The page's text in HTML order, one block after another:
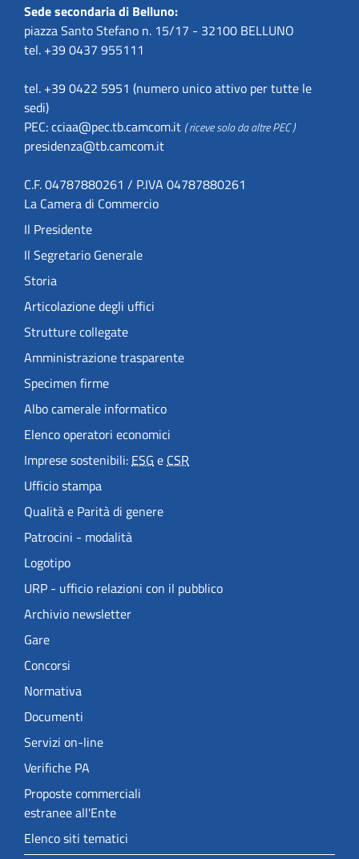
Sede secondaria di Belluno:
piazza Santo Stefano n. 15/17 - 32100 BELLUNO
tel. +39 0437 955111
tel. +39 0422 5951 (numero unico attivo per tutte le
sedi)
PEC:cciaa@pec.tb.camcom.it ( riceve solo da altre PEC )
presidenza@tb.camcom.it
C.F. 04787880261 / P.IVA 04787880261
La Camera di Commercio
Il Presidente
Il Segretario Generale
Storia
Articolazione degli uffici
Strutture collegate
Amministrazione trasparente
Specimen firme
Albo camerale informatico
Elenco operatori economici
Imprese sostenibili:ESGeCSR
Ufficio stampa
Qualità e Parità di genere
Patrocini - modalità
Logotipo
URP - ufficio relazioni con il pubblico
Archivio newsletter
Gare
Concorsi
Normativa
Documenti
Servizi on-line
Verifiche PA
Proposte commerciali
estranee all'Ente
Elenco siti tematici